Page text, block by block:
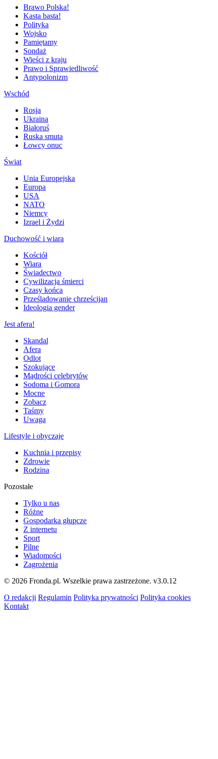
Brawo Polska!
Kasta basta!
Polityka
Wojsko
Pamiętamy
Sondaż
Wieści z kraju
Prawo i Sprawiedliwość
Antypolonizm
Wschód
Rosja
Ukraina
Białoruś
Ruska smuta
Łowcy onuc
Świat
Unia Europejska
Europa
USA
NATO
Niemcy
Izrael i Żydzi
Duchowość i wiara
Kościół
Wiara
Świadectwo
Cywilizacja śmierci
Czasy końca
Prześladowanie chrześcijan
Ideologia gender
Jest afera!
Skandal
Afera
Odlot
Szokujące
Mądrości celebrytów
Sodoma i Gomora
Mocne
Zobacz
Taśmy
Uwaga
Lifestyle i obyczaje
Kuchnia i przepisy
Zdrowie
Rodzina
Pozostałe
Tylko u nas
Różne
Gospodarka głupcze
Z internetu
Sport
Pilne
Wiadomości
Zagrożenia
© 2026 Fronda.pl. Wszelkie prawa zastrzeżone. v3.0.12
O redakcji Regulamin Polityka prywatności Polityka cookies
Kontakt